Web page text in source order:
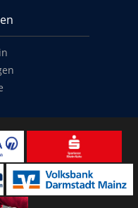
Rechte vorbehalten.